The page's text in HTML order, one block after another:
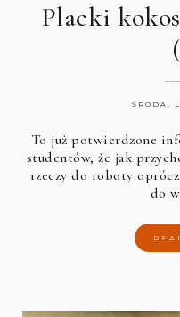
Placki
ŚRODA,
To już potwierdzone
studentów, że jak
rzeczy do roboty
do